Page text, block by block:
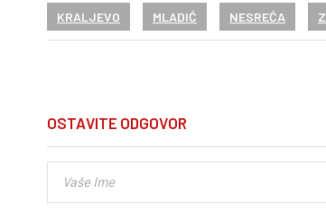
KRALJEVO MLADIĆ NESREĆA
OSTAVITE ODGOVOR